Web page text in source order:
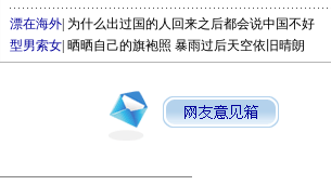
漂在海外 为什么出过国的人回来之后都会说中国不好
型男索女 晒晒自己的旗袍照 暴雨过后天空依旧晴朗